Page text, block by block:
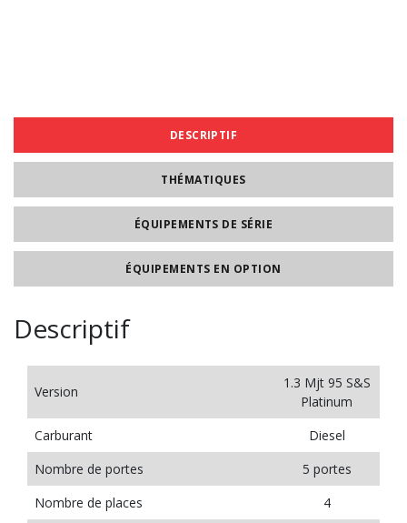
DESCRIPTIF
THÉMATIQUES
ÉQUIPEMENTS DE SÉRIE
ÉQUIPEMENTS EN OPTION
Descriptif
Version
1.3 Mjt 95 S&S
Platinum
Carburant
Diesel
Nombre de portes
5 portes
Nombre de places
4